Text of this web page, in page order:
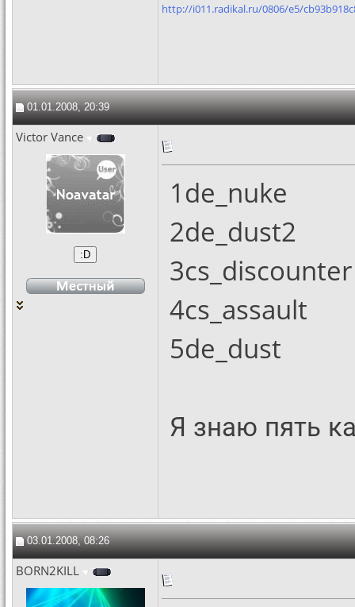
http://i011.radikal.ru/0806/e5/
01.01.2008, 20:39
Victor Vance
1de_nuke
2de_dust2
3cs_discounter
4cs_assault
5de_dust
Я знаю пять
03.01.2008, 08:26
BORN2KILL